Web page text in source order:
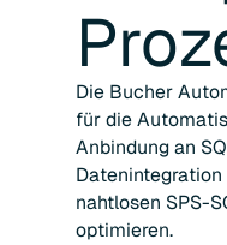
Die Bucher
für die
Anbindung an
nahtlosen SPS-
optimieren.